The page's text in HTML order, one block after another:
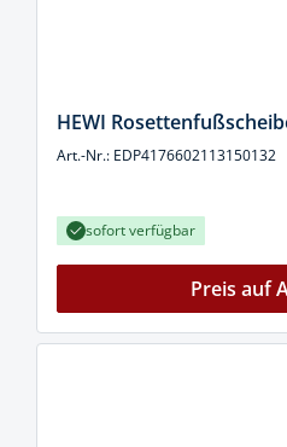
HEWI
Art.-Nr.: EDP4176602113150132
sofort verfügbar
Preis auf